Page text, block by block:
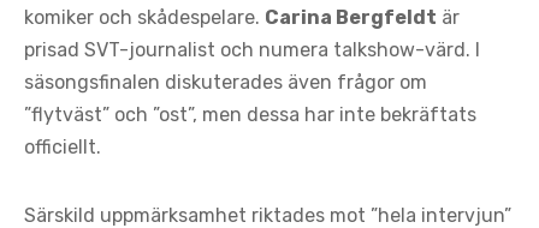
komiker och skådespelare. Carina Bergfeldt är
prisad SVT-journalist och numera talkshow-värd. I
säsongsfinalen diskuterades även frågor om
”flytväst” och ”ost”, men dessa har inte bekräftats
officiellt.
Särskild uppmärksamhet riktades mot ”hela intervjun”